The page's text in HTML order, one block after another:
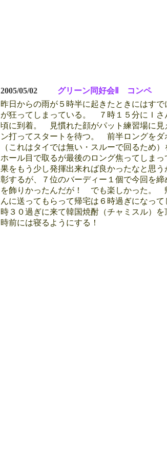
2005/05/02
グリーン同好会Ⅱ コンペ
昨日からの雨が５時半に起きたときにはす
が狂ってしまっている。 ７時１５分にＩさ
頃に到着。 見慣れた顔がパット練習場に
ン打ってスタートを待つ。 前半ロングを
（これはタイでは無い・スルーで回るため
ホール目で取るが最後のロング焦ってし
果をもう少し発揮出来れば良かったなと思
彰するが、７位のバーディー１個で今回を
を飾りかったんだが！ でも楽しかった。
んに送ってもらって帰宅は６時過ぎになっ
時３０過ぎに来て韓国焼酎（チャミスル）
時前には寝るようにする！